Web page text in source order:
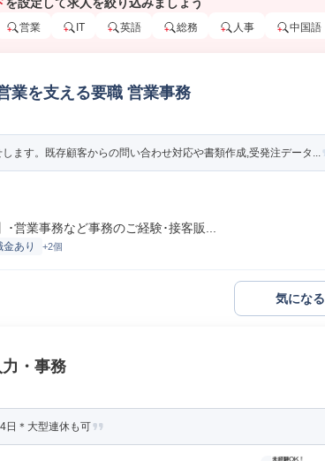
営業 IT 英語 総務 人事 中国語
業を支える要職 営業事務
ます。既存顧客からの問い合わせ対応や書類作成,受発注データ...
営業事務など事務のご経験･接客販...
金あり +2個
気になる
・事務
日＊大型連休も可